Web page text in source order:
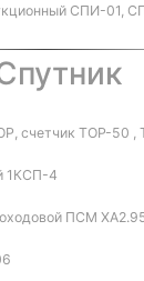
СПИ-01,
счетчик ТОР-50
1КСП-4
ПСМ